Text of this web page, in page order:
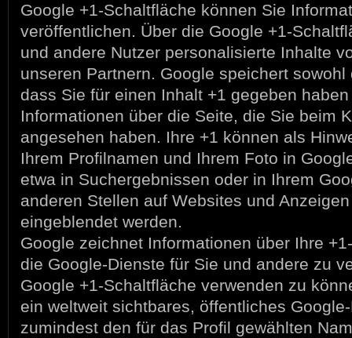
Google +1-Schaltfläche können Sie
veröffentlichen. Über die Google +1-
und andere Nutzer personalisierte Inhalte
unseren Partnern. Google speichert
dass Sie für einen Inhalt +1 gegeben
Informationen über die Seite, die Sie beim
angesehen haben. Ihre +1 können als
Ihrem Profilnamen und Ihrem Foto in
etwa in Suchergebnissen oder in Ihrem
anderen Stellen auf Websites und
eingeblendet werden.
Google zeichnet Informationen über Ihre
die Google-Dienste für Sie und andere zu
Google +1-Schaltfläche verwenden zu
ein weltweit sichtbares, öffentliches
zumindest den für das Profil gewählten